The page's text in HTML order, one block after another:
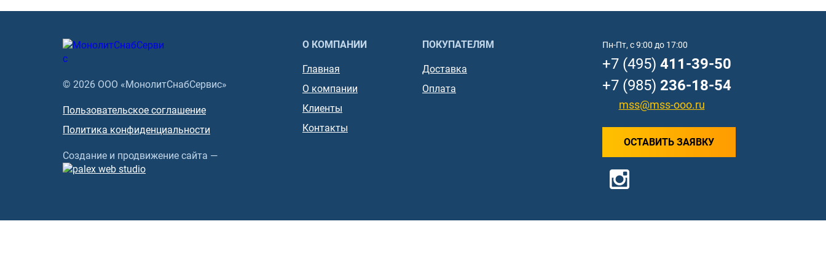
© 2026 ООО «МонолитСнабСервис»
Пользовательское соглашение
Политика конфиденциальности
Создание и продвижение сайта —
О КОМПАНИИ
Главная
О компании
Клиенты
Контакты
ПОКУПАТЕЛЯМ
Доставка
Оплата
Пн-Пт, с 9:00 до 17:00
+7 (495) 411-39-50
+7 (985) 236-18-54
mss@mss-ooo.ru
ОСТАВИТЬ ЗАЯВКУ